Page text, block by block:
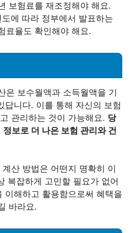
보험료를 재조정해야 해요.
도에 따라 정부에서 발표하는
료율도 확인해야 해요.
은 보수월액과 소득월액을 기
답니다. 이를 통해 자신의 보험
관리하는 것이 가능해요. 당
보로 더 나은 보험 관리와 건
산 방법은 어떤지 명확히 이
복잡하게 고민할 필요가 없어
이해하고 활용함으로써 혜택을
바라요.